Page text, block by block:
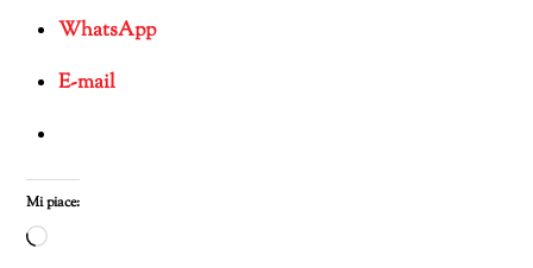
WhatsApp
E-mail
Mi piace:
Caricamento